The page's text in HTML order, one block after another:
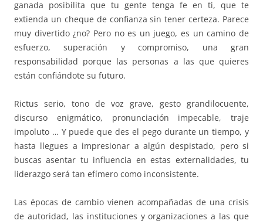
ganada posibilita que tu gente tenga fe en ti, que te
extienda un cheque de confianza sin tener certeza. Parece
muy divertido ¿no? Pero no es un juego, es un camino de
esfuerzo, superación y compromiso, una gran
responsabilidad porque las personas a las que quieres
están confiándote su futuro.
Rictus serio, tono de voz grave, gesto grandilocuente,
discurso enigmático, pronunciación impecable, traje
impoluto … Y puede que des el pego durante un tiempo, y
hasta llegues a impresionar a algún despistado, pero si
buscas asentar tu influencia en estas externalidades, tu
liderazgo será tan efímero como inconsistente.
Las épocas de cambio vienen acompañadas de una crisis
de autoridad, las instituciones y organizaciones a las que